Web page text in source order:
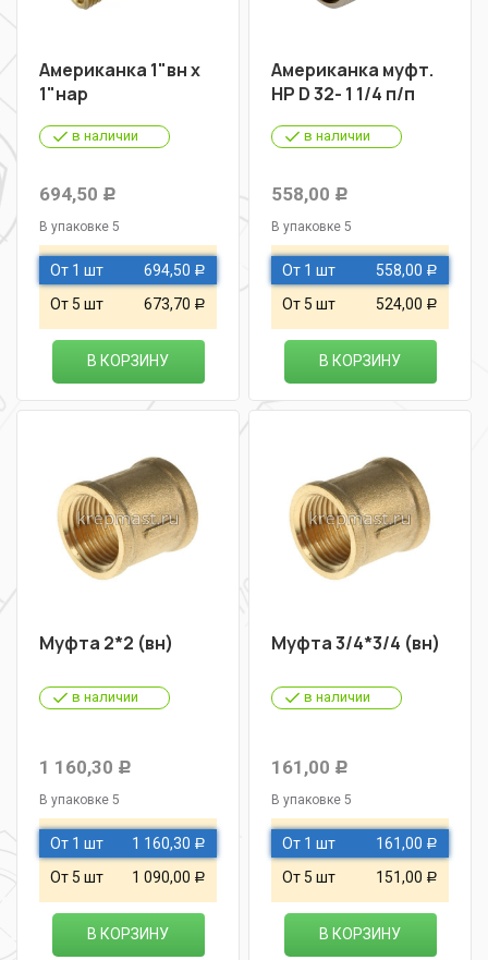
Американка 1"вн х
1"нар
в наличии
694,50 Р
В упаковке 5
От 1 шт 694,50 Р
От 5 шт 673,70 Р
В КОРЗИНУ
Американка муфт.
НР D 32- 1 1/4 п/п
в наличии
558,00 Р
В упаковке 5
От 1 шт 558,00 Р
От 5 шт 524,00 Р
В КОРЗИНУ
Муфта 2*2 (вн)
в наличии
1 160,30 Р
В упаковке 5
От 1 шт 1 160,30 Р
От 5 шт 1 090,00 Р
В КОРЗИНУ
Муфта 3/4*3/4 (вн)
в наличии
161,00 Р
В упаковке 5
От 1 шт 161,00 Р
От 5 шт 151,00 Р
В КОРЗИНУ